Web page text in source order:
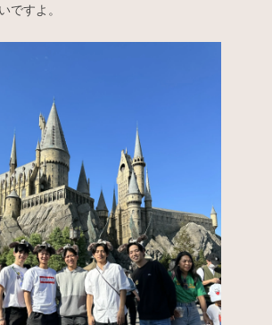
ですよ。